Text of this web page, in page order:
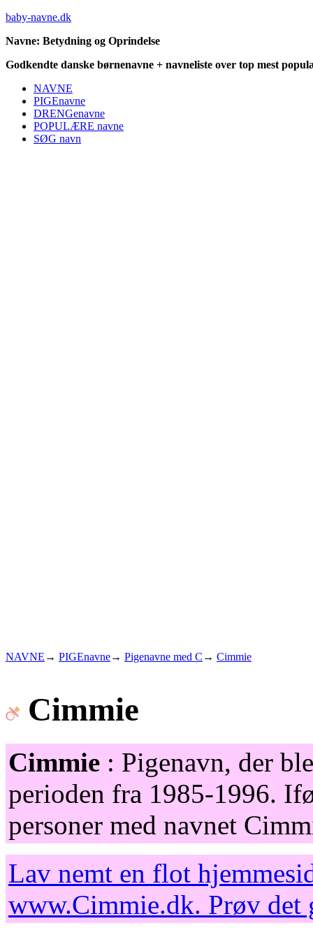
baby-navne.dk
Navne: Betydning og Oprindelse
Godkendte danske børnenavne + navneliste over top mest
NAVNE
PIGEnavne
DRENGenavne
POPULÆRE navne
SØG navn
NAVNE → PIGEnavne→ Pigenavne med C → Cimmie
Cimmie
Cimmie : Pigenavn, der
perioden fra 1985-1996.
personer med navnet
Lav nemt en flot
www.Cimmie.dk. Prøv det